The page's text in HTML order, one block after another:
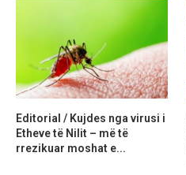
Editorial / Kujdes nga virusi i
Etheve të Nilit – më të
rrezikuar moshat e...